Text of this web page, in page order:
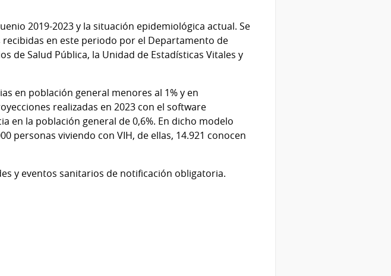
2019-2023 y la situación epidemiológica actual. Se
en este periodo por el Departamento de
de Salud Pública, la Unidad de Estadísticas Vitales y
en población general menores al 1% y en
realizadas en 2023 con el software
en la población general de 0,6%. En dicho modelo
personas viviendo con VIH, de ellas, 14.921 conocen
y eventos sanitarios de notificación obligatoria.